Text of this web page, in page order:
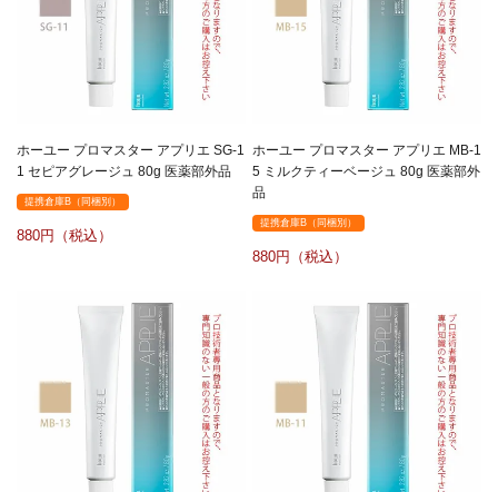
ホーユー プロマスター アプリエ SG-1
1 セピアグレージュ 80g 医薬部外品
提携倉庫B（同梱別）
880
ホーユー プロマスター アプリエ MB-1
5 ミルクティーベージュ 80g 医薬部外
品
提携倉庫B（同梱別）
880